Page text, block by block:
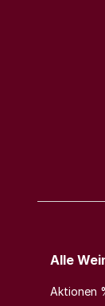
Alle
Aktionen